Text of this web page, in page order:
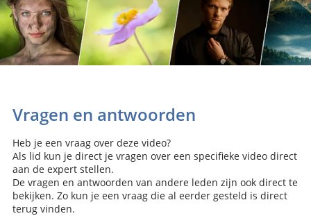
Vragen en antwoorden
Heb je een vraag over deze video?
Als lid kun je direct je vragen over een specifieke video direct
aan de expert stellen.
De vragen en antwoorden van andere leden zijn ook direct te
bekijken. Zo kun je een vraag die al eerder gesteld is direct
terug vinden.